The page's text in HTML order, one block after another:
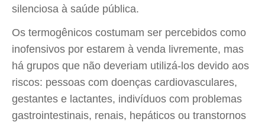
silenciosa à saúde pública.
Os termogênicos costumam ser percebidos como
inofensivos por estarem à venda livremente, mas
há grupos que não deveriam utilizá-los devido aos
riscos: pessoas com doenças cardiovasculares,
gestantes e lactantes, indivíduos com problemas
gastrointestinais, renais, hepáticos ou transtornos